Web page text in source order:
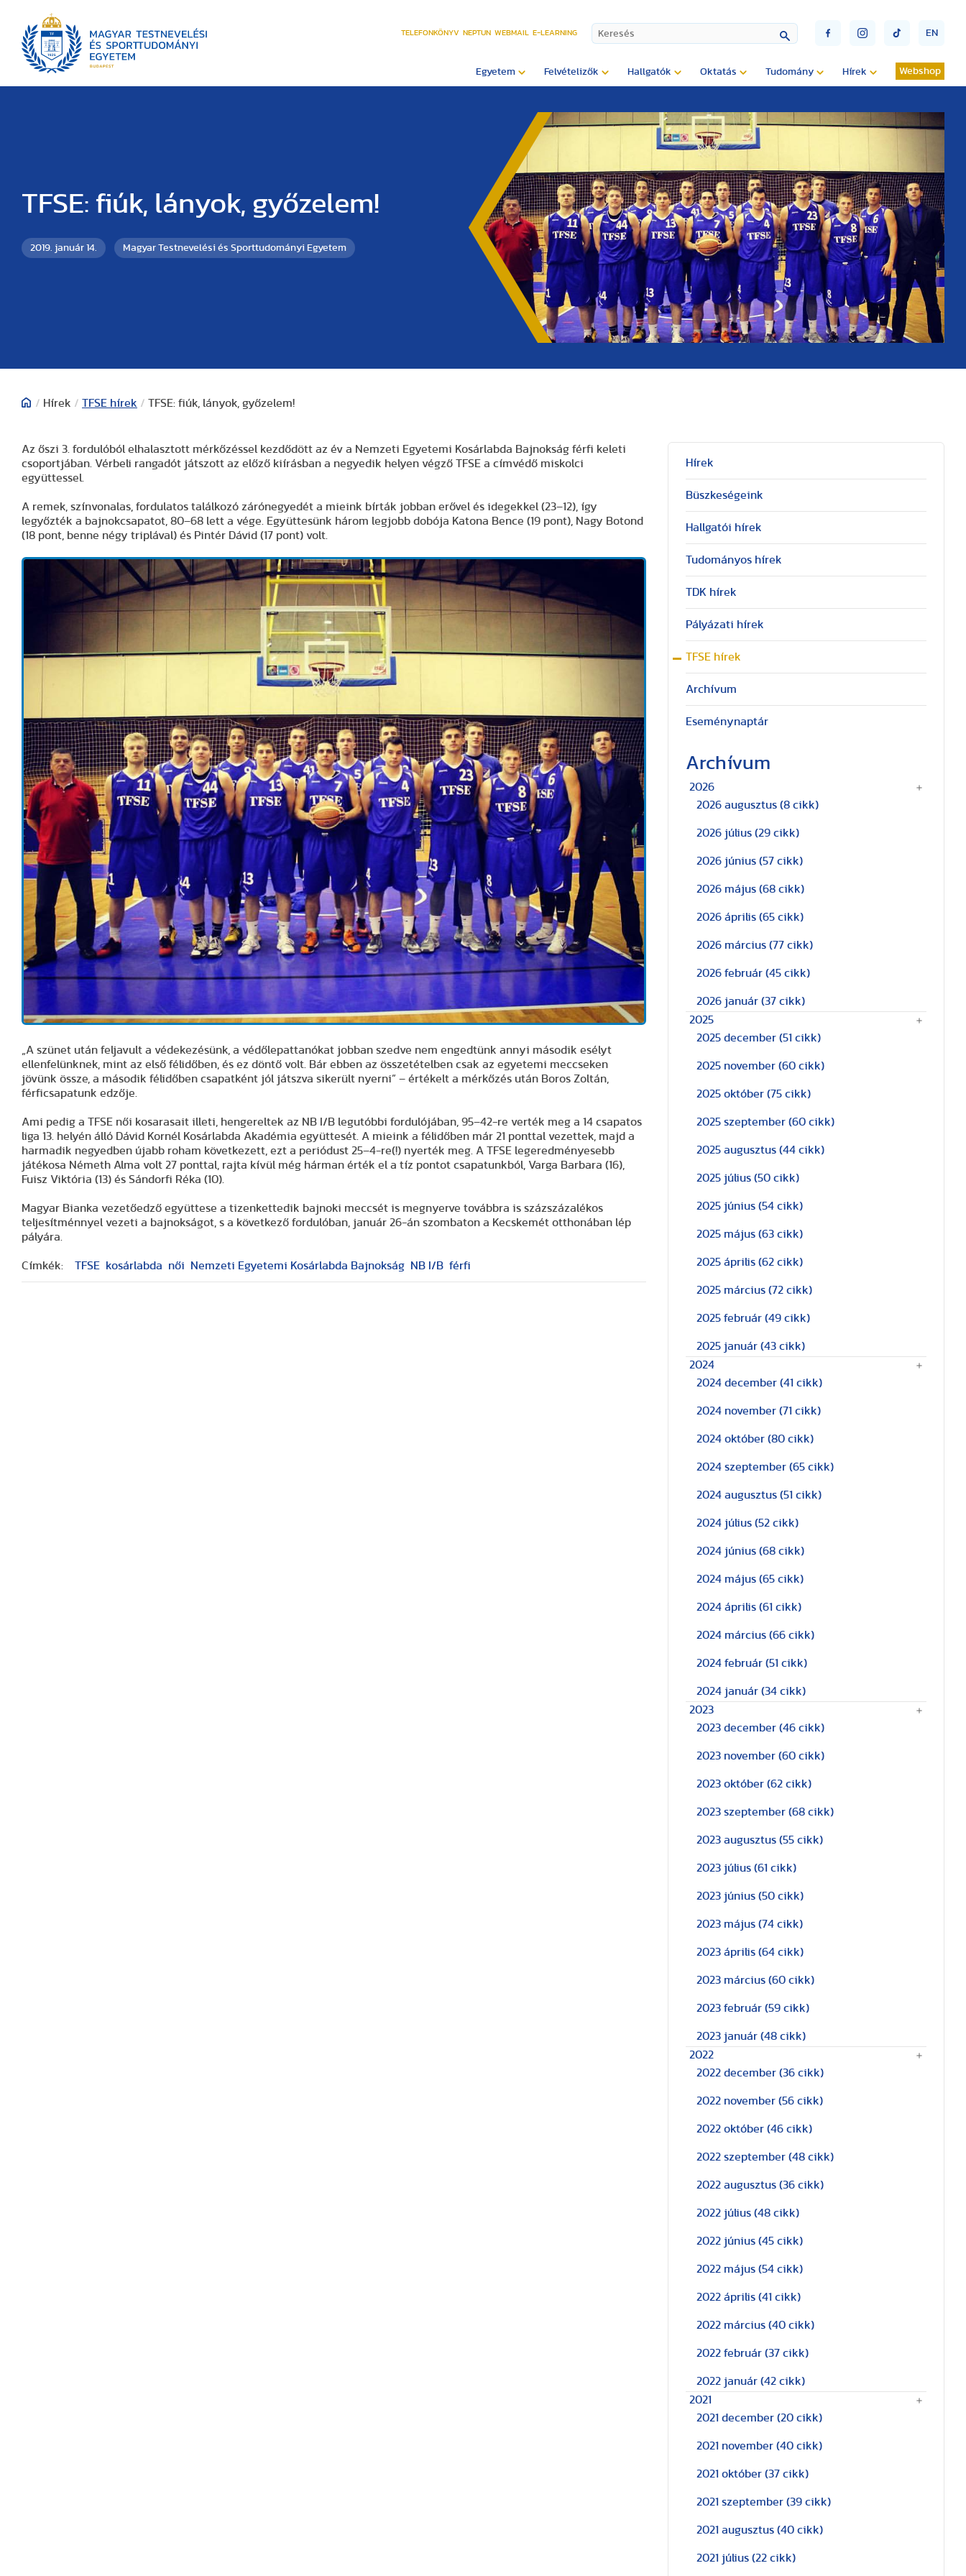
TELEFONKÖNYV NEPTUN WEBMAIL E-LEARNING EN
Egyetem Felvételizők Hallgatók Oktatás Tudomány Hírek Webshop
TFSE: fiúk, lányok, győzelem!
2019. január 14. Magyar Testnevelési és Sporttudományi Egyetem
/ Hírek / TFSE hírek / TFSE: fiúk, lányok, győzelem!
Az őszi 3. fordulóból elhalasztott mérkőzéssel kezdődött az év a Nemzeti Egyetemi Kosárlabda Bajnokság férfi keleti
csoportjában. Vérbeli rangadót játszott az előző kiírásban a negyedik helyen végző TFSE a címvédő miskolci
együttessel.
A remek, színvonalas, fordulatos találkozó zárónegyedét a mieink bírták jobban erővel és idegekkel (23–12), így
legyőzték a bajnokcsapatot, 80–68 lett a vége. Együttesünk három legjobb dobója Katona Bence (19 pont), Nagy Botond
(18 pont, benne négy triplával) és Pintér Dávid (17 pont) volt.
„A szünet után feljavult a védekezésünk, a védőlepattanókat jobban szedve nem engedtünk annyi második esélyt
ellenfelünknek, mint az első félidőben, és ez döntő volt. Bár ebben az összetételben csak az egyetemi meccseken
jövünk össze, a második félidőben csapatként jól játszva sikerült nyerni” – értékelt a mérkőzés után Boros Zoltán,
férficsapatunk edzője.
Ami pedig a TFSE női kosarasait illeti, hengereltek az NB I/B legutóbbi fordulójában, 95–42-re verték meg a 14 csapatos
liga 13. helyén álló Dávid Kornél Kosárlabda Akadémia együttesét. A mieink a félidőben már 21 ponttal vezettek, majd a
harmadik negyedben újabb roham következett, ezt a periódust 25–4-re(!) nyerték meg. A TFSE legeredményesebb
játékosa Németh Alma volt 27 ponttal, rajta kívül még hárman érték el a tíz pontot csapatunkból, Varga Barbara (16),
Fuisz Viktória (13) és Sándorfi Réka (10).
Magyar Bianka vezetőedző együttese a tizenkettedik bajnoki meccsét is megnyerve továbbra is százszázalékos
teljesítménnyel vezeti a bajnokságot, s a következő fordulóban, január 26-án szombaton a Kecskemét otthonában lép
pályára.
Címkék: TFSE kosárlabda női Nemzeti Egyetemi Kosárlabda Bajnokság NB I/B férfi
Hírek
Büszkeségeink
Hallgatói hírek
Tudományos hírek
TDK hírek
Pályázati hírek
TFSE hírek
Archívum
Eseménynaptár
Archívum
2026
2026 augusztus (8 cikk)
2026 július (29 cikk)
2026 június (57 cikk)
2026 május (68 cikk)
2026 április (65 cikk)
2026 március (77 cikk)
2026 február (45 cikk)
2026 január (37 cikk)
2025
2025 december (51 cikk)
2025 november (60 cikk)
2025 október (75 cikk)
2025 szeptember (60 cikk)
2025 augusztus (44 cikk)
2025 július (50 cikk)
2025 június (54 cikk)
2025 május (63 cikk)
2025 április (62 cikk)
2025 március (72 cikk)
2025 február (49 cikk)
2025 január (43 cikk)
2024
2024 december (41 cikk)
2024 november (71 cikk)
2024 október (80 cikk)
2024 szeptember (65 cikk)
2024 augusztus (51 cikk)
2024 július (52 cikk)
2024 június (68 cikk)
2024 május (65 cikk)
2024 április (61 cikk)
2024 március (66 cikk)
2024 február (51 cikk)
2024 január (34 cikk)
2023
2023 december (46 cikk)
2023 november (60 cikk)
2023 október (62 cikk)
2023 szeptember (68 cikk)
2023 augusztus (55 cikk)
2023 július (61 cikk)
2023 június (50 cikk)
2023 május (74 cikk)
2023 április (64 cikk)
2023 március (60 cikk)
2023 február (59 cikk)
2023 január (48 cikk)
2022
2022 december (36 cikk)
2022 november (56 cikk)
2022 október (46 cikk)
2022 szeptember (48 cikk)
2022 augusztus (36 cikk)
2022 július (48 cikk)
2022 június (45 cikk)
2022 május (54 cikk)
2022 április (41 cikk)
2022 március (40 cikk)
2022 február (37 cikk)
2022 január (42 cikk)
2021
2021 december (20 cikk)
2021 november (40 cikk)
2021 október (37 cikk)
2021 szeptember (39 cikk)
2021 augusztus (40 cikk)
2021 július (22 cikk)